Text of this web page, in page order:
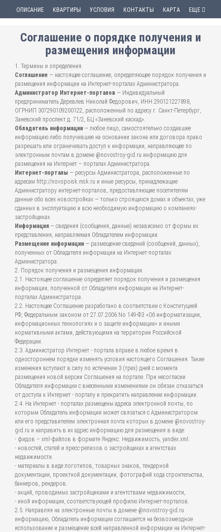
ОПИСАНИЕ КВАРТИРЫ УСЛОВИЯ КОНТАКТЫ КАРТА ЕЩЕ
Соглашение о порядке получения и
размещения информации
1. Термины и определения.
Соглашение — настоящее соглашение, определяющее порядок получения и
размещения информации на Интернет-порталах Администратора.
Администратор Интернет-порталов — Индивидуальный
предприниматель Деревлев Николай Федорович, ИНН 290121227898,
ОГРНИП 307290109200122, расположенный по адресу г. Санкт-Петербург,
Заневский проспект д. 71/2, БЦ «Заневский каскад».
Обладатель информации — любое лицо, самостоятельно создавшее
информацию либо получившее на основании закона или договора право
разрешать или ограничивать доступ к информации, направляющее по
электронным почтам в домене @novostroy-gid.ru информацию для
размещения на Интернет – порталах Администратора.
Интернет-порталы — ресурсы Администратора, расположенные по
адресам http://novopoisk.msk.ru и иные ресурсы, принадлежащие
Администратору интернет-порталов, предоставляющие посетителям
данные обо всех новостройках — только строящихся домах и объектах, уже
сданных в эксплуатацию и всю необходимую информацию о компаниях-
застройщиках.
Информация — сведения (сообщения, данные) независимо от формы их
представления, направляемая Обладателем информации.
Размещение информации — размещение сведений (сообщений, данных),
полученных от Обладателя информации на Интернет-порталах
Администратора.
2. Порядок получения и размещения информации.
2.1. Настоящее соглашение определяет порядок получения и размещения
информации, полученной от Обладателя информации на Интернет-
порталах Администратора.
2.2. Настоящее Соглашение разработано в соответствии с Конституцией
РФ, Федеральным законом от 27.07.2006 No 149-ФЗ «Об информатизации,
информационных технологиях и о защите информации» и иными
нормативными актами, действующими на территории Российской
Федерации.
2.3. Администратор Интернет - портала вправе в любое время в
одностороннем порядке изменять условия настоящего Соглашения. Такие
изменения вступают в силу по истечении 3 (трех) дней с момента
размещения новой версии Соглашения на портале. При несогласии
Обладателя информации с внесенными изменениями он обязан отказаться
от доступа к Интернет - порталу и прекратить направление информации.
2.4. На Интернет - порталах размещены адреса электронной почты, по
которым Обладатель информации может связаться с Администратором
или его представителем электронная почта которых в домене @novostroy-
gid.ru и направить в их адрес информацию для размещения в виде:
- фидов – xml-файлов в формате Яндекс. Недвижимость, yandex.xml.
- новостей, статей и пресс-релизов о застройщиках и агентствах
недвижимости.
- материалы в виде логотипов, товарных знаков, тендерной
документации, проектной документации, фотографий хода строительства,
баннеров, рендеров.
- акций, проводимых застройщиками и агентствами недвижимости,
- иной информации, соответствующей профилю Интернет-порталов.
2.5. Направляя на электронные почты в домене @novostroy-gid.ru
информацию, Обладатель информации соглашается на безвозмездное
использование и размещение всей направленной информации на Интернет-